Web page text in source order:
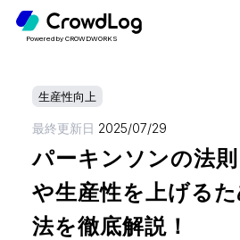
Powered by CROWDWORKS
生産性向上
最終更新日 2025/07/29
パーキンソンの法
や生産性を上げる
法を徹底解説！